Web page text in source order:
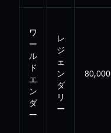
ワ
ー
ル
ド
エ
ン
ダ
ー
レ
ジ
ェ
ン
ダ
リ
ー
80,000